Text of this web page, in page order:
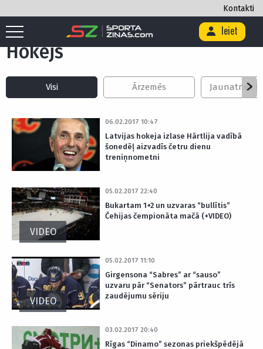
Kontakti
Ieiet
Sākums / Lapa 1400
Hokejs
Visi Ārzemēs Jaunatnes
06.02.2017 10:47
Latvijas hokeja izlase Hārtlija vadībā
šonedēļ aizvadīs četru dienu
treniņnometni
VIDEO
05.02.2017 22:40
Bukartam 1+2 un uzvaras “bullītis”
Čehijas čempionāta mačā (+VIDEO)
VIDEO
05.02.2017 11:10
Girgensona “Sabres” ar “sauso”
uzvaru pār “Senators” pārtrauc trīs
zaudējumu sēriju
03.02.2017 20:40
Rīgas “Dinamo” sezonas priekšpēdējā